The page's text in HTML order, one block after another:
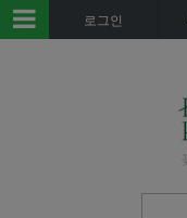
로그인